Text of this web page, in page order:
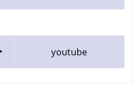
youtube